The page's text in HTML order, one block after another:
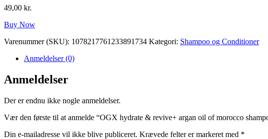
49,00 kr.
Buy Now
Varenummer (SKU): 1078217761233891734 Kategori: Shampoo og Conditioner
Anmeldelser (0)
Anmeldelser
Der er endnu ikke nogle anmeldelser.
Vær den første til at anmelde “OGX hydrate & revive+ argan oil of morocco
Din e-mailadresse vil ikke blive publiceret. Krævede felter er markeret med *